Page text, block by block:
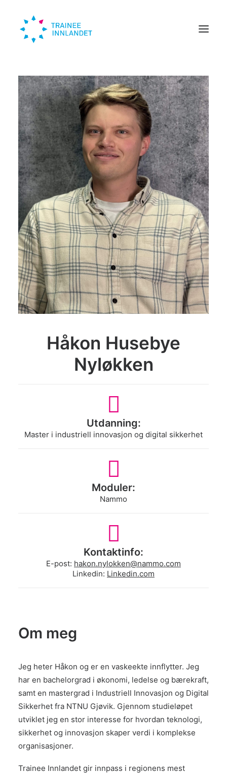
Traineer
Bedrift
Om oss
Trendinn
Nyheter
KONTAKT
SØK HER
Search
Håkon Husebye
Nyløkken
Utdanning:
Master i industriell innovasjon og digital sikkerhet
Moduler:
Nammo
Kontaktinfo:
E-post: hakon.nylokken@nammo.com
Linkedin: Linkedin.com
Om meg
Jeg heter Håkon og er en vaskeekte innflytter. Jeg
har en bachelorgrad i økonomi, ledelse og bærekraft,
samt en mastergrad i Industriell Innovasjon og Digital
Sikkerhet fra NTNU Gjøvik. Gjennom studieløpet
utviklet jeg en stor interesse for hvordan teknologi,
sikkerhet og innovasjon skaper verdi i komplekse
organisasjoner.
Trainee Innlandet gir innpass i regionens mest